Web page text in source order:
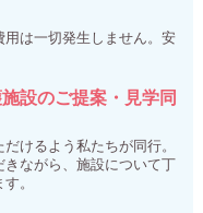
は一切発生しません。安
設のご提案・見学同
けるよう私たちが同行。
ながら、施設について丁
。